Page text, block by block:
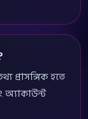
প্রাসঙ্গিক হতে
অ্যাকাউন্ট